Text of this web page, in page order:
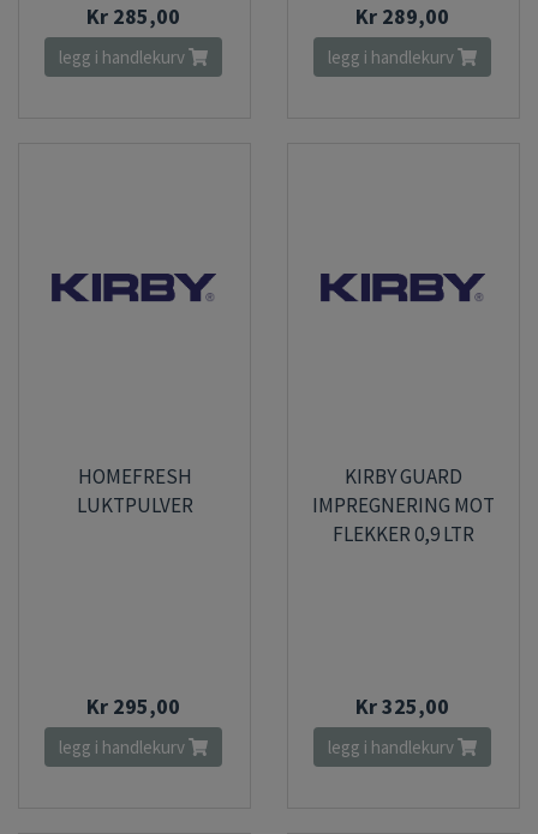
Kr 285,00
legg i handlekurv
Kr 289,00
legg i handlekurv
HOMEFRESH
LUKTPULVER
Kr 295,00
legg i handlekurv
KIRBY GUARD
IMPREGNERING MOT
FLEKKER 0,9 LTR
Kr 325,00
legg i handlekurv